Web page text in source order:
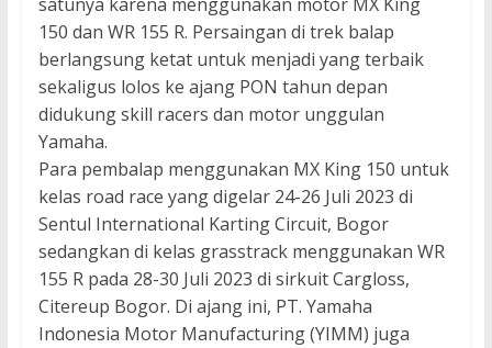
satunya karena menggunakan motor MX King
150 dan WR 155 R. Persaingan di trek balap
berlangsung ketat untuk menjadi yang terbaik
sekaligus lolos ke ajang PON tahun depan
didukung skill racers dan motor unggulan
Yamaha.
Para pembalap menggunakan MX King 150 untuk
kelas road race yang digelar 24-26 Juli 2023 di
Sentul International Karting Circuit, Bogor
sedangkan di kelas grasstrack menggunakan WR
155 R pada 28-30 Juli 2023 di sirkuit Cargloss,
Citereup Bogor. Di ajang ini, PT. Yamaha
Indonesia Motor Manufacturing (YIMM) juga